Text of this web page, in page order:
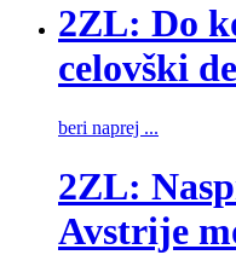
2ZL: Do
celovški
beri naprej ...
2ZL:
Avstrije